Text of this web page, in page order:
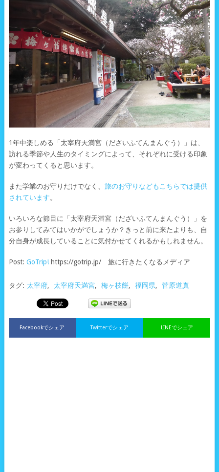
1年中楽しめる「太宰府天満宮（だざいふてんまんぐう）」は、
訪れる季節や人生のタイミングによって、それぞれに受ける印象
が変わってくると思います。
また学業のお守りだけでなく、 旅のお守りなどもこちらでは提供
されています。
いろいろな節目に「太宰府天満宮（だざいふてんまんぐう）」を
お参りしてみてはいかがでしょうか？きっと前に来たよりも、自
分自身が成長していることに気付かせてくれるかもしれません。
Post: GoTrip!https://gotrip.jp/ 旅に行きたくなるメディア
タグ: 太宰府, 太宰府天満宮, 梅ヶ枝餅, 福岡県, 菅原道真
Facebookでシェア LINEでシェア
Twitterでシェア